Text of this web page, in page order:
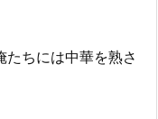
ちには中華を熟さ